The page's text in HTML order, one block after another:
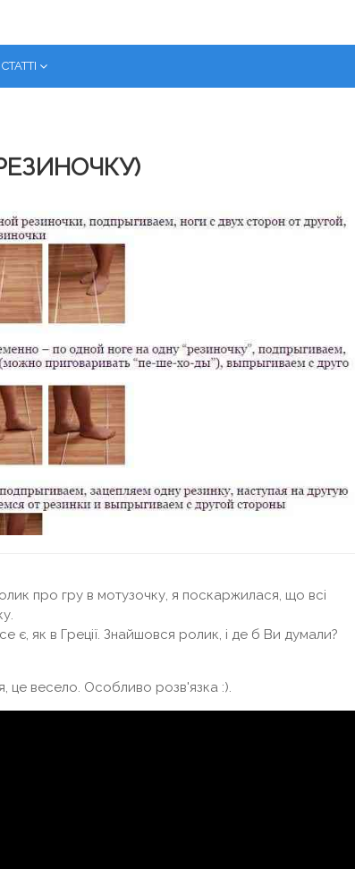
про гру в мотузочку, я поскаржилася, що всі
є, як в Греції. Знайшовся ролик, і де б Ви думали?
це весело. Особливо розв'язка :).